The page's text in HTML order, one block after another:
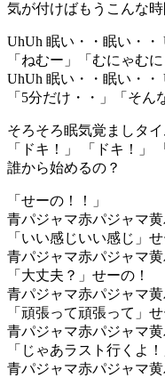
気が付けばもうこんな時
UhUh 眠い・・眠い・・
「ねむー」「むにゃむ
UhUh 眠い・・眠い・・
「5分だけ・・」「そん
そろそろ眠気覚ましタイ
「ドキ！」 「ドキ！」
誰から始めるの？
「せーの！！」
青パジャマ赤パジャマ
「いい感じいい感じ」せ
青パジャマ赤パジャマ
「大丈夫？」せーの！
青パジャマ赤パジャマ
「頑張って頑張って」せ
青パジャマ赤パジャマ
「じゃあラスト行くよ
青パジャマ赤パジャマ